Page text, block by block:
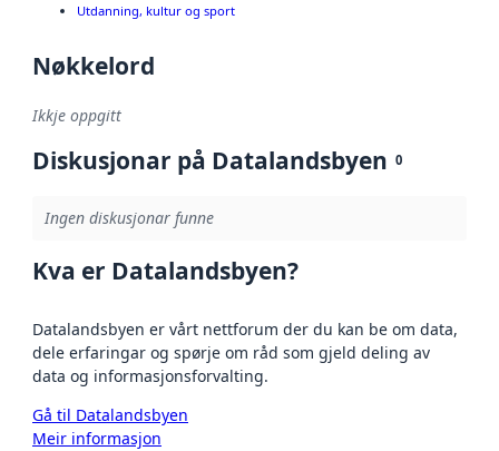
Utdanning, kultur og sport
Nøkkelord
Ikkje oppgitt
Diskusjonar på Datalandsbyen 0
Ingen diskusjonar funne
Kva er Datalandsbyen?
Datalandsbyen er vårt nettforum der du kan be om data,
dele erfaringar og spørje om råd som gjeld deling av
data og informasjonsforvalting.
Gå til Datalandsbyen
Meir informasjon